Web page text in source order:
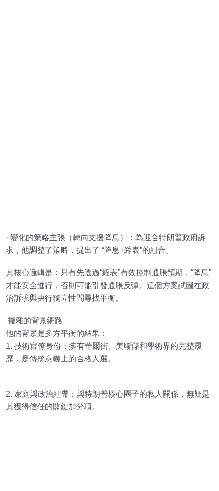
· 變化的策略主張（轉向支援降息）：為迎合特朗普政府訴
求，他調整了策略，提出了 “降息+縮表”的組合。
其核心邏輯是：只有先透過“縮表”有效控制通脹預期，“降息”
才能安全進行，否則可能引發通脹反彈。這個方案試圖在政
治訴求與央行獨立性間尋找平衡。
複雜的背景網路
他的背景是多方平衡的結果：
1. 技術官僚身份：擁有華爾街、美聯儲和學術界的完整履
歷，是傳統意義上的合格人選。
2. 家庭與政治紐帶：與特朗普核心圈子的私人關係，無疑是
其獲得信任的關鍵加分項。